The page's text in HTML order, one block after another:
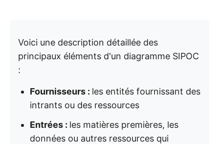
Voici une description détaillée des
principaux éléments d'un diagramme SIPOC
:
Fournisseurs : les entités fournissant des
intrants ou des ressources
Entrées : les matières premières, les
données ou autres ressources qui